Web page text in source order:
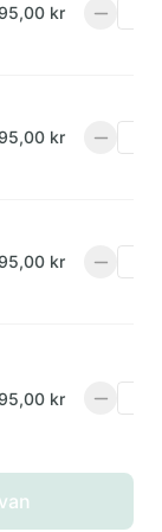
kr
kr
kr
kr